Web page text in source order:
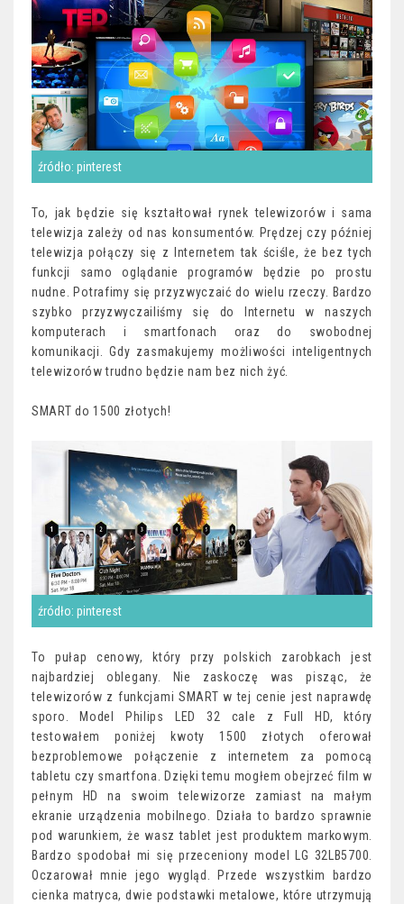
źródło: pinterest
To, jak będzie się kształtował rynek telewizorów i sama
telewizja zależy od nas konsumentów. Prędzej czy później
telewizja połączy się z Internetem tak ściśle, że bez tych
funkcji samo oglądanie programów będzie po prostu
nudne. Potrafimy się przyzwyczaić do wielu rzeczy. Bardzo
szybko przyzwyczailiśmy się do Internetu w naszych
komputerach i smartfonach oraz do swobodnej
komunikacji. Gdy zasmakujemy możliwości inteligentnych
telewizorów trudno będzie nam bez nich żyć.
SMART do 1500 złotych!
źródło: pinterest
To pułap cenowy, który przy polskich zarobkach jest
najbardziej oblegany. Nie zaskoczę was pisząc, że
telewizorów z funkcjami SMART w tej cenie jest naprawdę
sporo. Model Philips LED 32 cale z Full HD, który
testowałem poniżej kwoty 1500 złotych oferował
bezproblemowe połączenie z internetem za pomocą
tabletu czy smartfona. Dzięki temu mogłem obejrzeć film w
pełnym HD na swoim telewizorze zamiast na małym
ekranie urządzenia mobilnego. Działa to bardzo sprawnie
pod warunkiem, że wasz tablet jest produktem markowym.
Bardzo spodobał mi się przeceniony model LG 32LB5700.
Oczarował mnie jego wygląd. Przede wszystkim bardzo
cienka matryca, dwie podstawki metalowe, które utrzymują